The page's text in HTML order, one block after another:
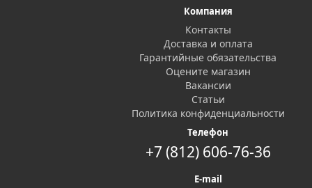
Компания
Контакты
Доставка и оплата
Гарантийные обязательства
Оцените магазин
Вакансии
Статьи
Политика конфиденциальности
Телефон
+7 (812) 606-76-36
E-mail